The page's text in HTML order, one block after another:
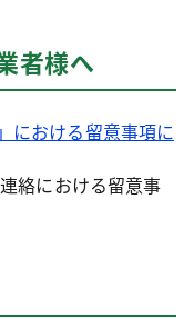
者様へ
における留意事項に
絡における留意事